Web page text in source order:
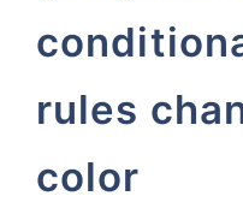
rules
color